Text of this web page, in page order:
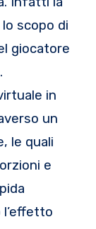
lo scopo di
giocatore
in
un
le quali
e